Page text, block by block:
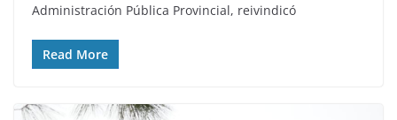
Administración Pública Provincial, reivindicó
Read More